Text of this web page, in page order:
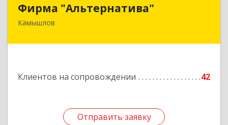
Фирма "Альтернатива"
Камышлов
Клиентов на сопровождении 42
Отправить заявку
624860, Свердловская обл, Камышлов г, Ленина
Отправить заявку